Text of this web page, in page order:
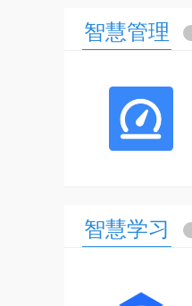
智慧管理
智慧学习